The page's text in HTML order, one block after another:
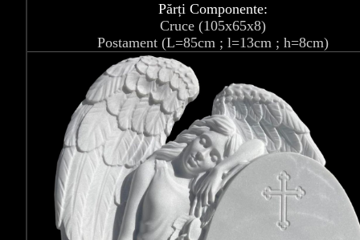
Părți Componente:
Cruce (105x65x8)
Postament (L=85cm ; l=13cm ; h=8cm)